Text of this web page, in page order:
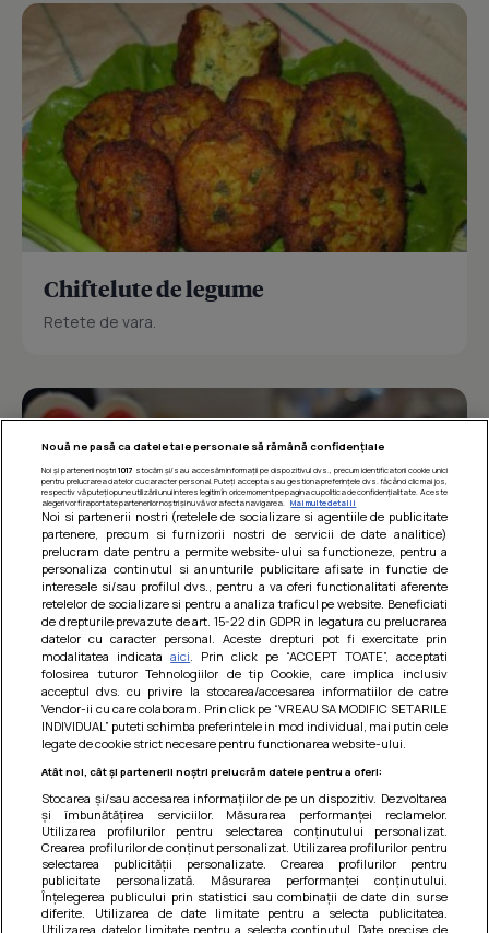
Chiftelute de legume
Retete de vara.
Barcute din vinete cu arpagic rosu
Un deliciu usor de preparat!
Nouă ne pasă ca datele tale personale să rămână confidențiale
Noi și partenerii noștri 1017 stocăm și/sau accesăm informații pe dispozitivul dvs., precum identificatorii cookie unici
pentru prelucrarea datelor cu caracter personal. Puteți accepta sau gestiona preferințele dvs. făcând clic mai jos,
respectiv vă puteți opune utilizării unui interes legitim în orice moment pe pagina cu politica de confidențialitate. Aceste
alegeri vor fi raportate partenerilor noștri și nu vă vor afecta navigarea.
Mai multe detalii
Noi si partenerii nostri (retelele de socializare si agentiile de publicitate
partenere, precum si furnizorii nostri de servicii de date analitice)
prelucram date pentru a permite website-ului sa functioneze, pentru a
personaliza continutul si anunturile publicitare afisate in functie de
interesele si/sau profilul dvs., pentru a va oferi functionalitati aferente
retelelor de socializare si pentru a analiza traficul pe website. Beneficiati
de drepturile prevazute de art. 15-22 din GDPR in legatura cu prelucrarea
datelor cu caracter personal. Aceste drepturi pot fi exercitate prin
modalitatea indicataaici . Prin click pe “ACCEPT TOATE”, acceptati
folosirea tuturor Tehnologiilor de tip Cookie, care implica inclusiv
acceptul dvs. cu privire la stocarea/accesarea informatiilor de catre
Vendor-ii cu care colaboram. Prin click pe “VREAU SA MODIFIC SETARILE
INDIVIDUAL” puteti schimba preferintele in mod individual, mai putin cele
legate de cookie strict necesare pentru functionarea website-ului.
Atât noi, cât și partenerii noștri prelucrăm datele pentru a oferi:
Stocarea și/sau accesarea informațiilor de pe un dispozitiv. Dezvoltarea
și îmbunătățirea serviciilor. Măsurarea performanței reclamelor.
Utilizarea profilurilor pentru selectarea conținutului personalizat.
Crearea profilurilor de conținut personalizat. Utilizarea profilurilor pentru
selectarea publicității personalizate. Crearea profilurilor pentru
publicitate personalizată. Măsurarea performanței conținutului.
Înțelegerea publicului prin statistici sau combinații de date din surse
diferite. Utilizarea de date limitate pentru a selecta publicitatea.
Utilizarea datelor limitate pentru a selecta conținutul. Date precise de